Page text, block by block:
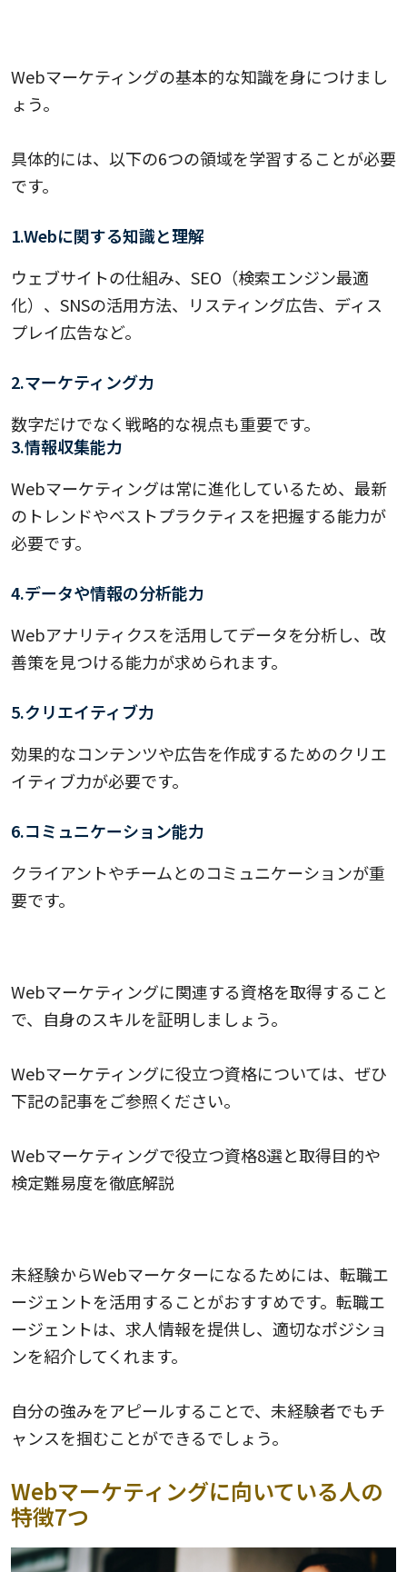
Webマーケティングの基本的な知識を身につけまし
ょう。
具体的には、以下の6つの領域を学習することが必要
です。
1.Webに関する知識と理解
ウェブサイトの仕組み、SEO（検索エンジン最適
化）、SNSの活用方法、リスティング広告、ディス
プレイ広告など。
2.マーケティング力
数字だけでなく戦略的な視点も重要です。
3.情報収集能力
Webマーケティングは常に進化しているため、最新
のトレンドやベストプラクティスを把握する能力が
必要です。
4.データや情報の分析能力
Webアナリティクスを活用してデータを分析し、改
善策を見つける能力が求められます。
5.クリエイティブ力
効果的なコンテンツや広告を作成するためのクリエ
イティブ力が必要です。
6.コミュニケーション能力
クライアントやチームとのコミュニケーションが重
要です。
Webマーケティングに関連する資格を取得すること
で、自身のスキルを証明しましょう。
Webマーケティングに役立つ資格については、ぜひ
下記の記事をご参照ください。
Webマーケティングで役立つ資格8選と取得目的や
検定難易度を徹底解説
未経験からWebマーケターになるためには、転職エ
ージェントを活用することがおすすめです。転職エ
ージェントは、求人情報を提供し、適切なポジショ
ンを紹介してくれます。
自分の強みをアピールすることで、未経験者でもチ
ャンスを掴むことができるでしょう。
Webマーケティングに向いている人の
特徴7つ